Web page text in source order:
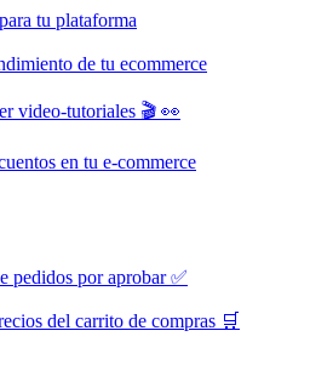
tu plataforma
de tu ecommerce
video-tutoriales 🎬 👀
en tu e-commerce
pedidos por aprobar ✅
del carrito de compras 🛒